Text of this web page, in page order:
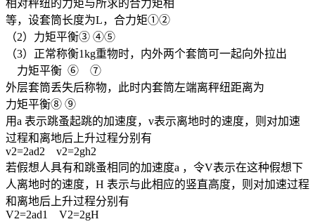
相对秤纽的力矩与所求的合力矩相
等，设套筒长度为L，合力矩①②
（2）力矩平衡③ ④⑤
（3）正常称衡1kg重物时，内外两个套筒可一起向外拉出
力矩平衡 ⑥ ⑦
外层套筒丢失后称物，此时内套筒左端离秤纽距离为
力矩平衡⑧ ⑨
用a 表示跳蚤起跳的加速度，v表示离地时的速度，则对加速
过程和离地后上升过程分别有
v2=2ad2 v2=2gh2
若假想人具有和跳蚤相同的加速度a ，令V表示在这种假想下
人离地时的速度，H 表示与此相应的竖直高度，则对加速过程
和离地后上升过程分别有
V2=2ad1 V2=2gH